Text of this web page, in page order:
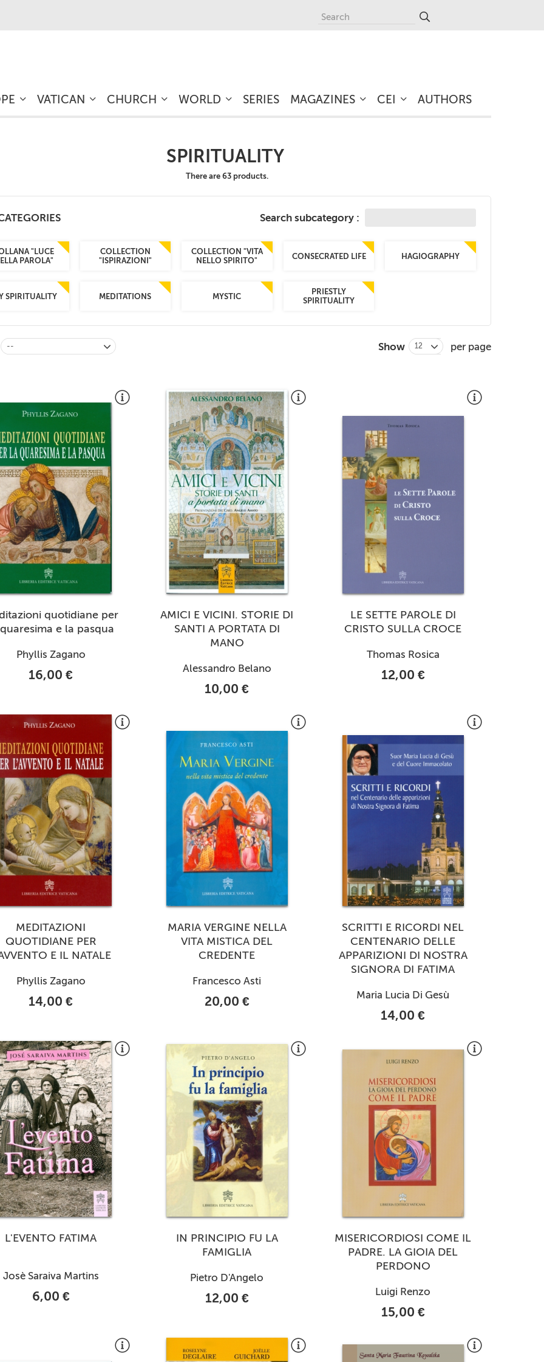
VATICAN CHURCH WORLD SERIES MAGAZINES CEI AUTHORS
SPIRITUALITY
There are 63 products.
Search subcategory :
"LUCE
PAROLA"
COLLECTION
"ISPIRAZIONI"
COLLECTION "VITA
NELLO SPIRITO"
CONSECRATED LIFE HAGIOGRAPHY
SPIRITUALITY MEDITATIONS MYSTIC
PRIESTLY
SPIRITUALITY
-- Show 12 per page
quotidiane per
e la pasqua
Phyllis Zagano
16,00 €
AMICI E VICINI. STORIE DI
SANTI A PORTATA DI
MANO
Alessandro Belano
10,00 €
LE SETTE PAROLE DI
CRISTO SULLA CROCE
Thomas Rosica
12,00 €
MEDITAZIONI
QUOTIDIANE PER
E IL NATALE
Phyllis Zagano
14,00 €
MARIA VERGINE NELLA
VITA MISTICA DEL
CREDENTE
Francesco Asti
20,00 €
SCRITTI E RICORDI NEL
CENTENARIO DELLE
APPARIZIONI DI NOSTRA
SIGNORA DI FATIMA
Maria Lucia Di Gesù
14,00 €
L'EVENTO FATIMA
Josè Saraiva Martins
6,00 €
IN PRINCIPIO FU LA
FAMIGLIA
Pietro D'Angelo
12,00 €
MISERICORDIOSI COME IL
PADRE. LA GIOIA DEL
PERDONO
Luigi Renzo
15,00 €